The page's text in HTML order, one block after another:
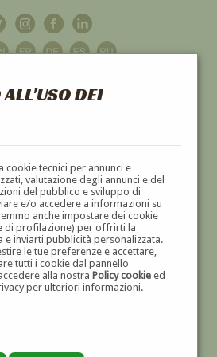
DEI
cookie tecnici per annunci e
valutazione degli annunci e del
del pubblico e sviluppo di
e/o accedere a informazioni su
anche impostare dei cookie
di profilazione) per offrirti la
e inviarti pubblicità personalizzata.
le tue preferenze e accettare,
tutti i cookie dal pannello
alla nostra Policy cookieed
per ulteriori informazioni.
GALLERIAD'ARTE
SCULTURE '800 E '900